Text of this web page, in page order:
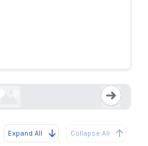
Expand All Collapse All